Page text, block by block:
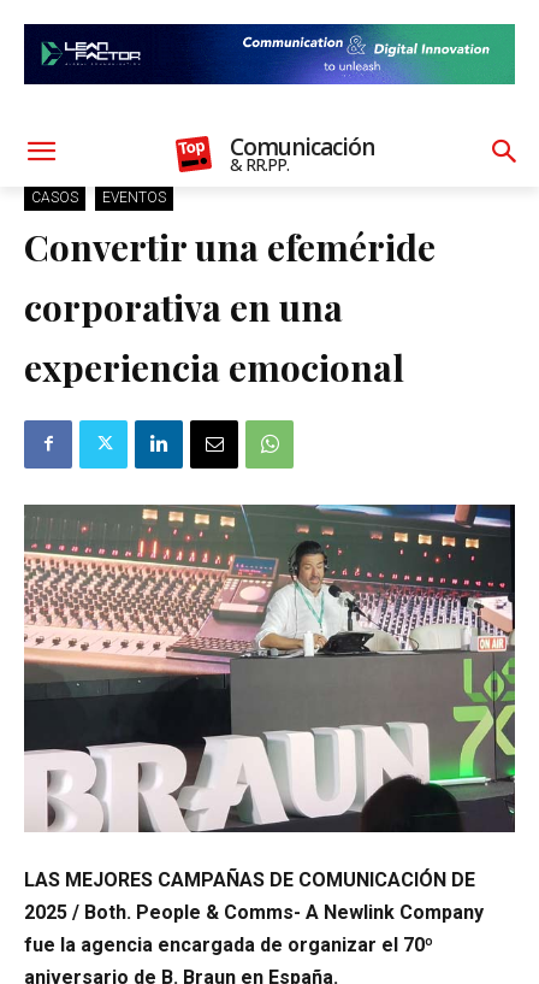
Comunicación
& RR.PP.
CASOS EVENTOS
Convertir una efeméride
corporativa en una
experiencia emocional
LAS MEJORES CAMPAÑAS DE COMUNICACIÓN DE
2025 / Both. People & Comms- A Newlink Company
fue la agencia encargada de organizar el 70º
aniversario de B. Braun en España.